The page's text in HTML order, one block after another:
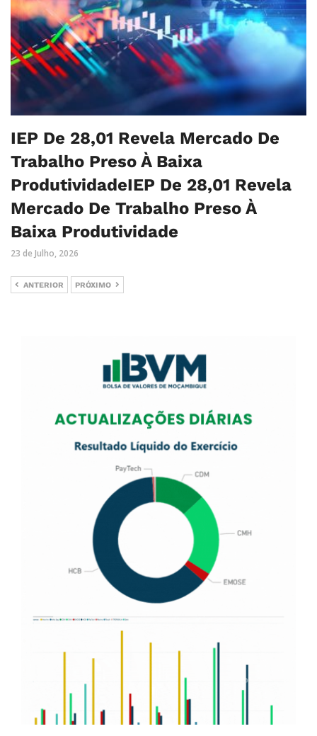
IEP De 28,01 Revela Mercado De
Trabalho Preso À Baixa
ProdutividadeIEP De 28,01 Revela
Mercado De Trabalho Preso À
Baixa Produtividade
23 de Julho, 2026
ANTERIOR PRÓXIMO